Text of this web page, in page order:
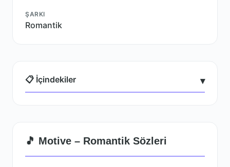
ŞARKI
Romantik
📋 İçindekiler ▾
🎵 Motive – Romantik Sözleri